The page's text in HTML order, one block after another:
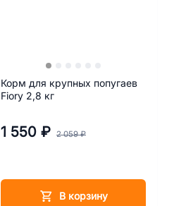
Корм для крупных попугаев
Fiory 2,8 кг
1 550 ₽ 2 059 ₽
В корзину